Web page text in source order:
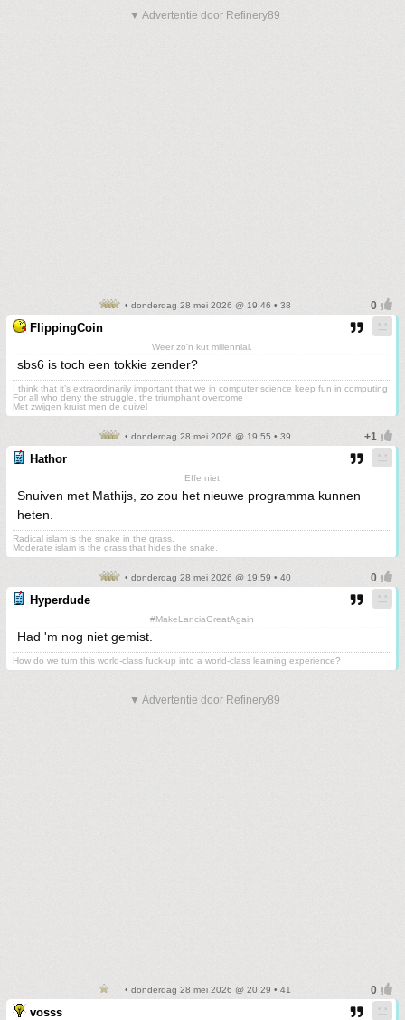
▼ Advertentie door Refinery89
• donderdag 28 mei 2026 @ 19:46 • 38
FlippingCoin
Weer zo'n kut millennial.
sbs6 is toch een tokkie zender?
I think that it’s extraordinarily important that we in computer science keep fun in computing
For all who deny the struggle, the triumphant overcome
Met zwijgen kruist men de duivel
• donderdag 28 mei 2026 @ 19:55 • 39
Hathor
Effe niet
Snuiven met Mathijs, zo zou het nieuwe programma kunnen
heten.
Radical islam is the snake in the grass.
Moderate islam is the grass that hides the snake.
• donderdag 28 mei 2026 @ 19:59 • 40
Hyperdude
#MakeLanciaGreatAgain
Had 'm nog niet gemist.
How do we turn this world-class fuck-up into a world-class learning experience?
▼ Advertentie door Refinery89
• donderdag 28 mei 2026 @ 20:29 • 41
vosss